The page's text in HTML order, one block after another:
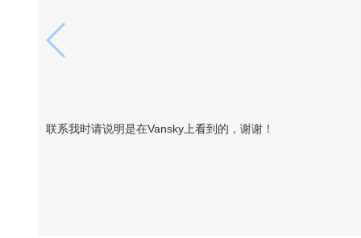
联系我时请说明是在Vansky上看到的，谢谢！